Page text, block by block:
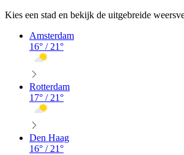
Kies een stad en bekijk de uitgebreide
Amsterdam
16° / 21°
Rotterdam
17° / 21°
Den Haag
16° / 21°